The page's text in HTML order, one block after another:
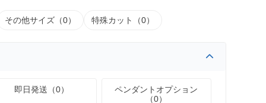
その他サイズ（0） 特殊カット（0）
即日発送（0）
ペンダントオプション
（0）